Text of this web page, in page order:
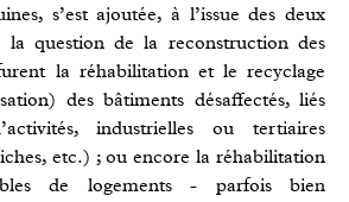
s’est ajoutée, à l’issue des deux
la question de la reconstruction des
la réhabilitation et le recyclage
des bâtiments désaffectés, liés
industrielles ou tertiaires
etc.) ; ou encore la réhabilitation
de logements - parfois bien